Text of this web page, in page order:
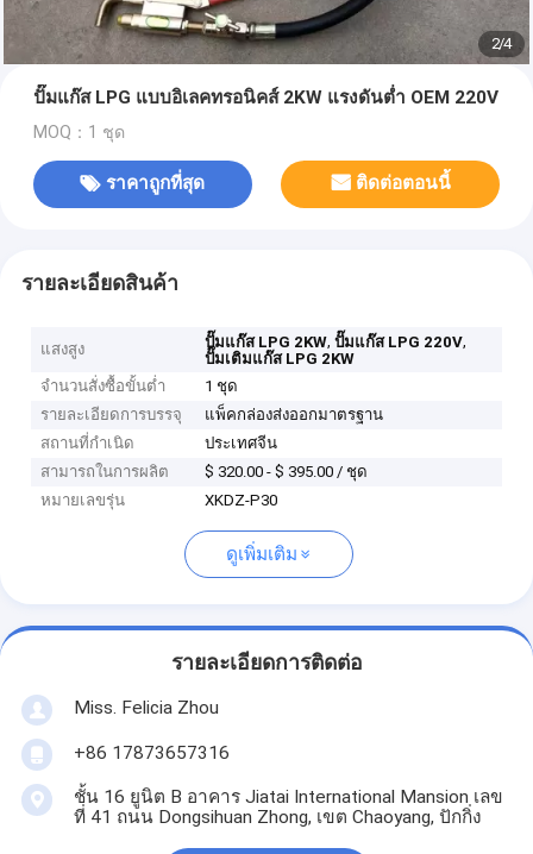
2/4
ปั๊มแก๊ส LPG แบบอิเลคทรอนิคส์ 2KW แรงดันต่ำ OEM 220V
MOQ：1 ชุด
ราคาถูกที่สุด ติดต่อตอนนี้
รายละเอียดสินค้า
แสงสูง ปั๊มแก๊ส LPG 2KW,ปั๊มแก๊ส LPG 220V,
ปั๊มเติมแก๊ส LPG 2KW
จำนวนสั่งซื้อขั้นต่ำ
1 ชุด
รายละเอียดการบรรจุ
แพ็คกล่องส่งออกมาตรฐาน
สถานที่กำเนิด
ประเทศจีน
สามารถในการผลิต
$ 320.00 - $ 395.00 / ชุด
หมายเลขรุ่น
XKDZ-P30
ดูเพิ่มเติม
รายละเอียดการติดต่อ
Miss. Felicia Zhou
+86 17873657316
ชั้น 16 ยูนิต B อาคาร Jiatai International Mansion เลข
ที่ 41 ถนน Dongsihuan Zhong, เขต Chaoyang, ปักกิ่ง